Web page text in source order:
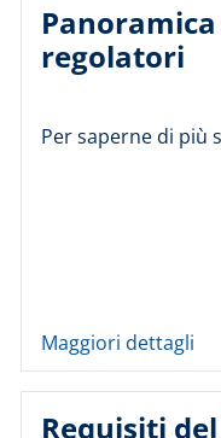
regolatori
Per saperne di più
Maggiori dettagli
Requisiti